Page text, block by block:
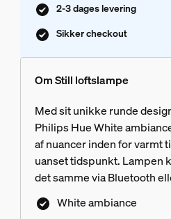
2-3 dages levering
Sikker checkout
Om Still loftslampe
Med sit unikke runde
Philips Hue White
af nuancer inden for varmt
uanset tidspunkt. Lampen
det samme via Bluetooth
medfølgende Hue Dimmer
flere intelligente
White ambiance